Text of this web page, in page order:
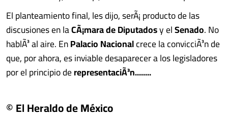
El planteamiento final, les dijo, serÃ¡ producto de las
discusiones en laCÃ¡mara de Diputadosy elSenado. No
hablÃ³ al aire. EnPalacio Nacionalcrece la convicciÃ³n de
que, por ahora, es inviable desaparecer a los legisladores
por el principio derepresentaciÃ³n........
© El Heraldo de México